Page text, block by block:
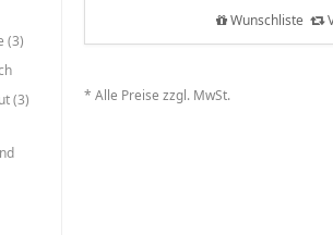
(3)
(3)
Wunschliste
* Alle Preise zzgl. MwSt.